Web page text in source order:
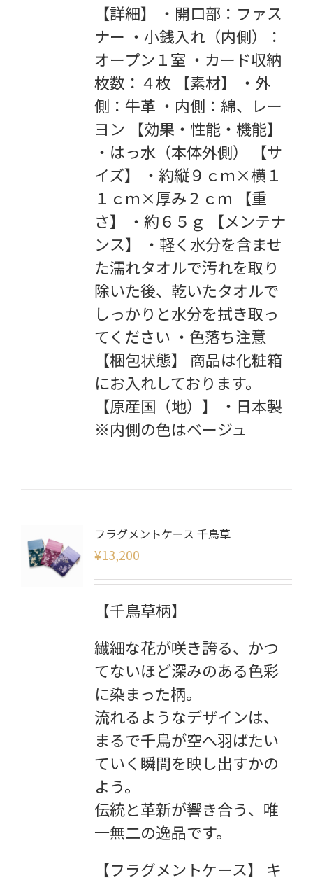
【詳細】 ・開口部：ファス
ナー ・小銭入れ（内側）：
オープン１室 ・カード収納
枚数：４枚 【素材】 ・外
側：牛革 ・内側：綿、レー
ヨン 【効果・性能・機能】
・はっ水（本体外側） 【サ
イズ】 ・約縦９ｃｍ×横１
１ｃｍ×厚み２ｃｍ 【重
さ】 ・約６５ｇ 【メンテナ
ンス】 ・軽く水分を含ませ
た濡れタオルで汚れを取り
除いた後、乾いたタオルで
しっかりと水分を拭き取っ
てください ・色落ち注意
【梱包状態】 商品は化粧箱
にお入れしております。
【原産国（地）】 ・日本製
※内側の色はベージュ
フラグメントケース 千鳥草
¥13,200
【千鳥草柄】
繊細な花が咲き誇る、かつ
てないほど深みのある色彩
に染まった柄。
流れるようなデザインは、
まるで千鳥が空へ羽ばたい
ていく瞬間を映し出すかの
よう。
伝統と革新が響き合う、唯
一無二の逸品です。
【フラグメントケース】 キ